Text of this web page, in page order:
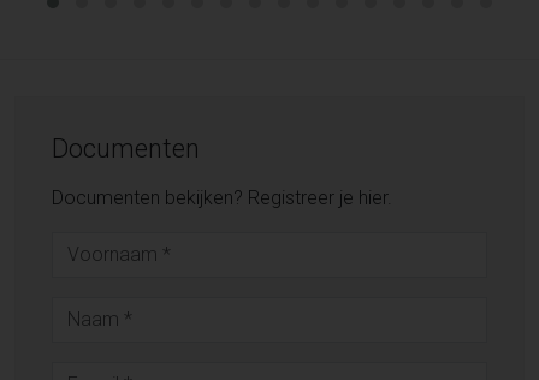
Documenten
Documenten bekijken? Registreer je hier.